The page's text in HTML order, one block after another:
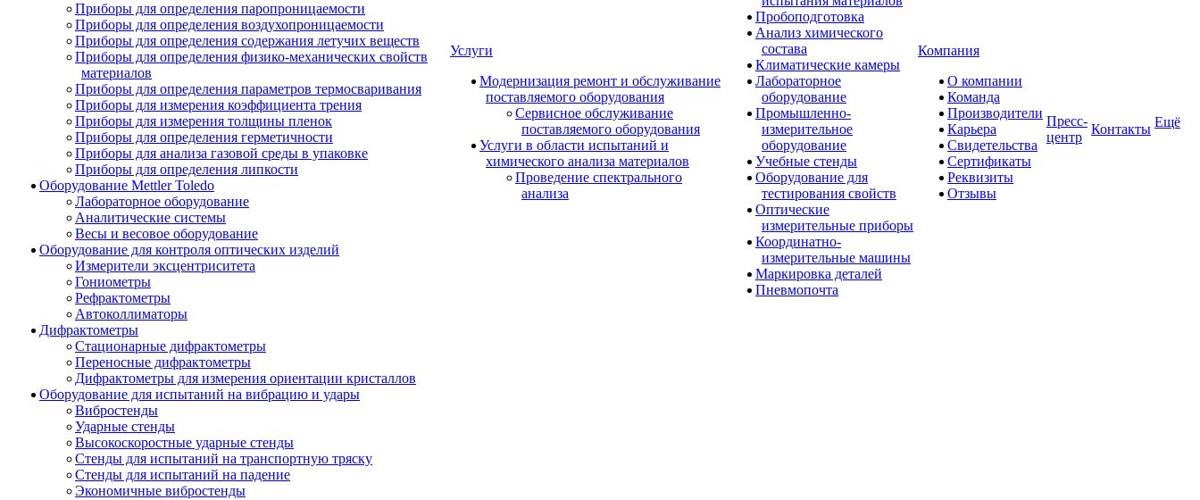
Приборы для определения паропроницаемости
Приборы для определения воздухопроницаемости
Приборы для определения содержания летучих веществ
Приборы для определения физико-механических свойств
материалов
Приборы для определения параметров термосваривания
Приборы для измерения коэффициента трения
Приборы для измерения толщины пленок
Приборы для определения герметичности
Приборы для анализа газовой среды в упаковке
Приборы для определения липкости
Оборудование Mettler Toledo
Лабораторное оборудование
Аналитические системы
Весы и весовое оборудование
Оборудование для контроля оптических изделий
Измерители эксцентриситета
Гониометры
Рефрактометры
Автоколлиматоры
Дифрактометры
Стационарные дифрактометры
Переносные дифрактометры
Дифрактометры для измерения ориентации кристаллов
Оборудование для испытаний на вибрацию и удары
Вибростенды
Ударные стенды
Высокоскоростные ударные стенды
Стенды для испытаний на транспортную тряску
Стенды для испытаний на падение
Экономичные вибростенды
Услуги
Модернизация ремонт и обслуживание
поставляемого оборудования
Сервисное обслуживание
поставляемого оборудования
Услуги в области испытаний и
химического анализа материалов
Проведение спектрального
анализа
Пробоподготовка
Анализ химического
состава
Климатические камеры
Лабораторное
оборудование
Промышленно-
измерительное
оборудование
Учебные стенды
Оборудование для
тестирования свойств
Оптические
измерительные приборы
Координатно-
измерительные машины
Маркировка деталей
Пневмопочта
Компания
О компании
Команда
Производители
Карьера
Свидетельства
Сертификаты
Реквизиты
Отзывы
Пресс-
центр
Контакты Ещё